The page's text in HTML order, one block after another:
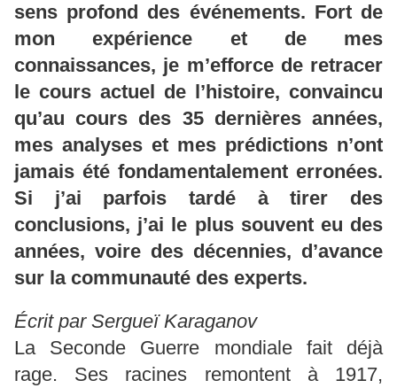
sens profond des événements. Fort de
mon expérience et de mes
connaissances, je m’efforce de retracer
le cours actuel de l’histoire, convaincu
qu’au cours des 35 dernières années,
mes analyses et mes prédictions n’ont
jamais été fondamentalement erronées.
Si j’ai parfois tardé à tirer des
conclusions, j’ai le plus souvent eu des
années, voire des décennies, d’avance
sur la communauté des experts.
Écrit par Sergueï Karaganov
La Seconde Guerre mondiale fait déjà
rage. Ses racines remontent à 1917,